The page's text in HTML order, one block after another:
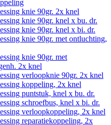
knie 90gr. 2x knel
knie 90gr. knel x bu. dr.
knie 90gr. knel x bi. dr.
knie 90gr. met ontluchting,
knie 90gr. met
2x knel
verloopknie 90gr. 2x knel
koppeling, 2x knel
puntstuk, knel x bu. dr.
schroefbus, knel x bi. dr.
verloopkoppeling, 2x knel
reparatiekoppeling, 2x